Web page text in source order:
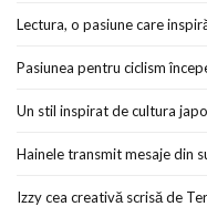
Lectura, o pasiune care
Pasiunea pentru ciclism
Un stil inspirat de cultura
Hainele transmit mesaje din
Izzy cea creativă scrisă de